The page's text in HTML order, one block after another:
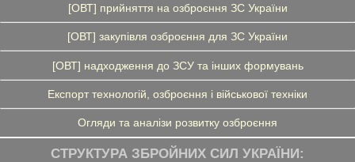
[ОВТ] прийняття на озброєння ЗС України
[ОВТ] закупівля озброєння для ЗС України
[ОВТ] надходження до ЗСУ та інших формувань
Експорт технологій, озброєння і військової техніки
Огляди та аналізи розвитку озброєння
СТРУКТУРА ЗБРОЙНИХ СИЛ УКРАЇНИ: